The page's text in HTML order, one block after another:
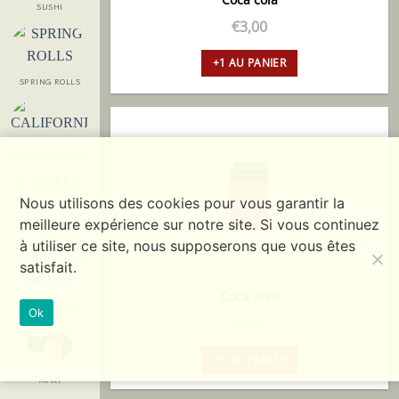
SUSHI
SPRING ROLLS
ROLLS
MAKI
€3,00
+1 AU PANIER
Nous utilisons des cookies pour vous garantir la
meilleure expérience sur notre site. Si vous continuez
à utiliser ce site, nous supposerons que vous êtes
satisfait.
Ok